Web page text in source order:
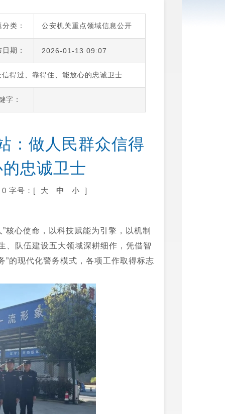
类： 公安机关重点领域信息公开
期： 2026-01-13 09:07
得过、靠得住、能放心的忠诚卫士
字：
：做人民群众信得
忠诚卫士
0 字号：[ 大 中 小 ]
核心使命，以科技赋能为引擎，以机制
、队伍建设五大领域深耕细作，凭借智
”的现代化警务模式，各项工作取得标志